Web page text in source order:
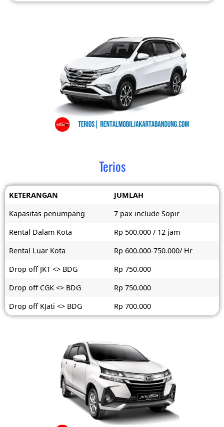
Terios
KETERANGAN
JUMLAH
Kapasitas penumpang
7 pax include Sopir
Rental Dalam Kota
Rp 500.000 / 12 jam
Rental Luar Kota
Rp 600.000-750.000/ Hr
Drop off JKT <> BDG
Rp 750.000
Drop off CGK <> BDG
Rp 750.000
Drop off KJati <> BDG
Rp 700.000